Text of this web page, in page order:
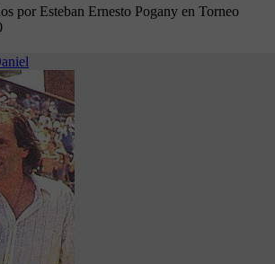
por Esteban Ernesto Pogany en Torneo